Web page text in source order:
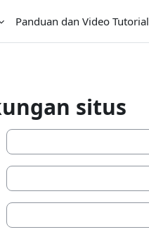
Panduan dan Video Tutorial
situs